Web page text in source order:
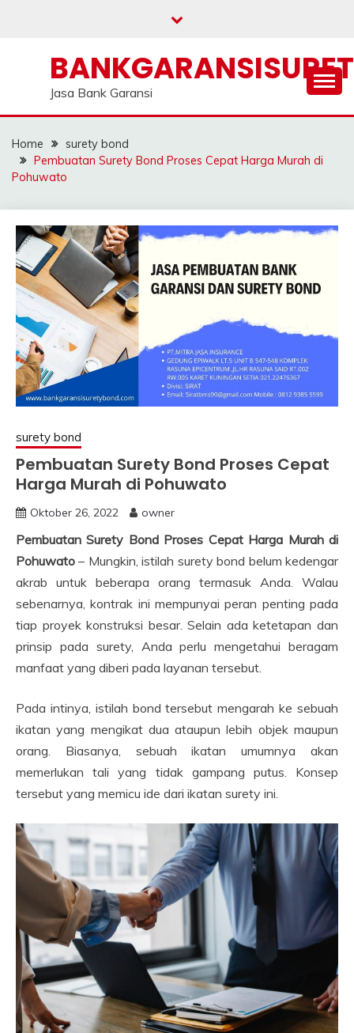
Jasa Bank Garansi
Home
surety bond
Pembuatan Surety Bond Proses Cepat Harga Murah di
Pohuwato
surety bond
Pembuatan Surety Bond Proses Cepat
Harga Murah di Pohuwato
Oktober 26, 2022 owner
Pembuatan Surety Bond Proses Cepat Harga Murah di
Pohuwato – Mungkin, istilah surety bond belum kedengar
akrab untuk beberapa orang termasuk Anda. Walau
sebenarnya, kontrak ini mempunyai peran penting pada
tiap proyek konstruksi besar. Selain ada ketetapan dan
prinsip pada surety, Anda perlu mengetahui beragam
manfaat yang diberi pada layanan tersebut.
Pada intinya, istilah bond tersebut mengarah ke sebuah
ikatan yang mengikat dua ataupun lebih objek maupun
orang. Biasanya, sebuah ikatan umumnya akan
memerlukan tali yang tidak gampang putus. Konsep
tersebut yang memicu ide dari ikatan surety ini.